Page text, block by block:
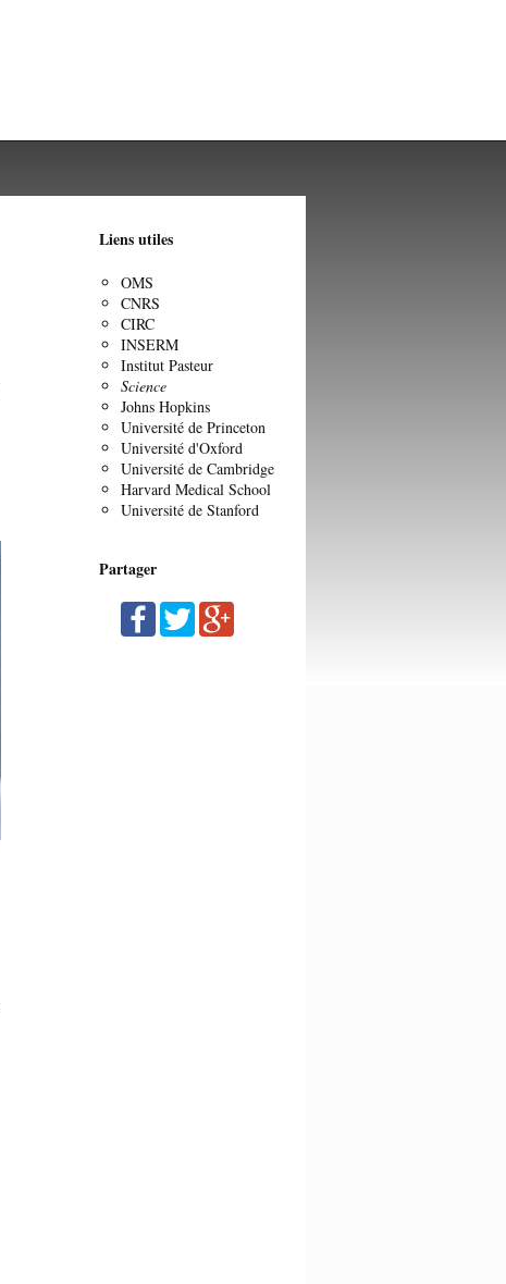
Liens utiles
OMS
CNRS
CIRC
INSERM
Institut Pasteur
Science
Johns Hopkins
Université de Princeton
Université d'Oxford
Université de Cambridge
Harvard Medical School
Université de Stanford
Partager